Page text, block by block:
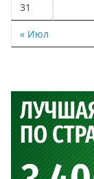
« Июл
31